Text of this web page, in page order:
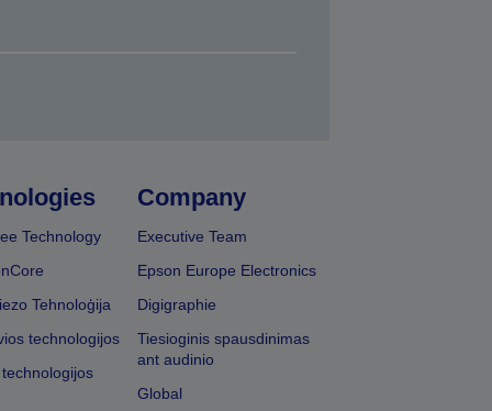
Technology
Tehnoloģija
technologijos
Company
Executive Team
Epson Europe Electronics
Digigraphie
Tiesioginis spausdinimas
ant audinio
Global